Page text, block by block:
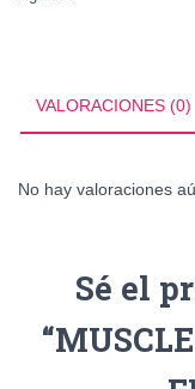
VALORACIONES (0)
No hay valoraciones
Sé el